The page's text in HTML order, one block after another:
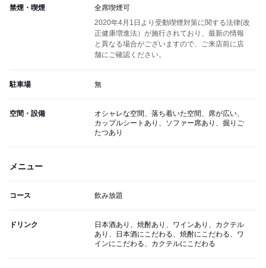
禁煙・喫煙
全席喫煙可
2020年4月1日より受動喫煙対策に関する法律(改
正健康増進法）が施行されており、最新の情報
と異なる場合がございますので、ご来店前に店
舗にご確認ください。
駐車場 無
空間・設備
オシャレな空間、落ち着いた空間、席が広い、
カップルシートあり、ソファー席あり、掘りご
たつあり
メニュー
コース 飲み放題
ドリンク
日本酒あり、焼酎あり、ワインあり、カクテル
あり、日本酒にこだわる、焼酎にこだわる、ワ
インにこだわる、カクテルにこだわる